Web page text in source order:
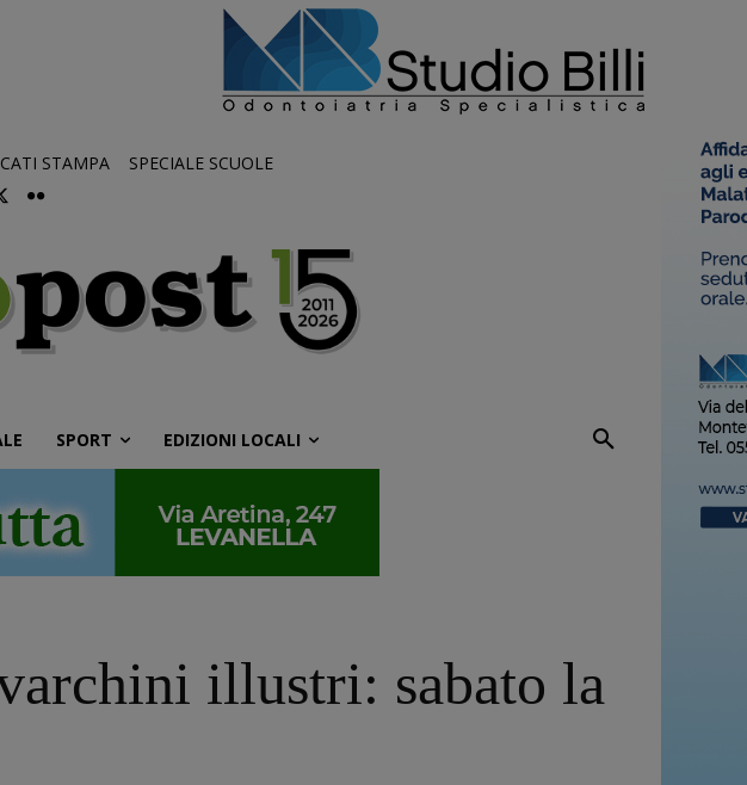
STAMPA SPECIALE SCUOLE
SPORT EDIZIONI LOCALI
illustri: sabato la